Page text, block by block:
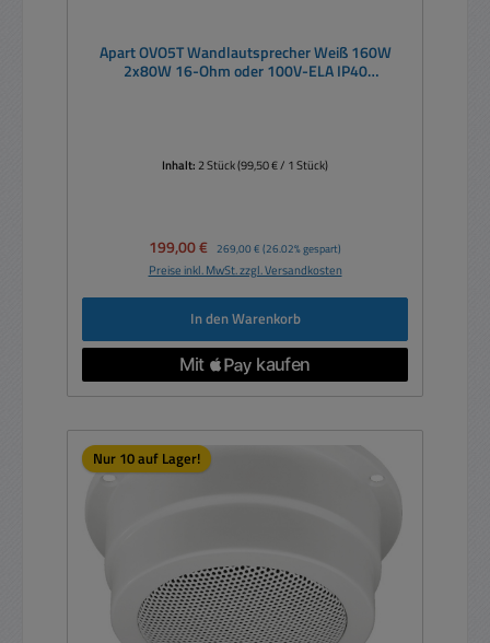
Apart OVO5T Wandlautsprecher Weiß 160W
2x80W 16-Ohm oder 100V-ELA IP40
Inhalt:2 Stück(99,50 € / 1 Stück)
Verkaufspreis:
199,00 € Regulärer Preis:
269,00 € (26.02% gespart)
Preise inkl. MwSt. zzgl. Versandkosten
In den Warenkorb
Nur 10 auf Lager!